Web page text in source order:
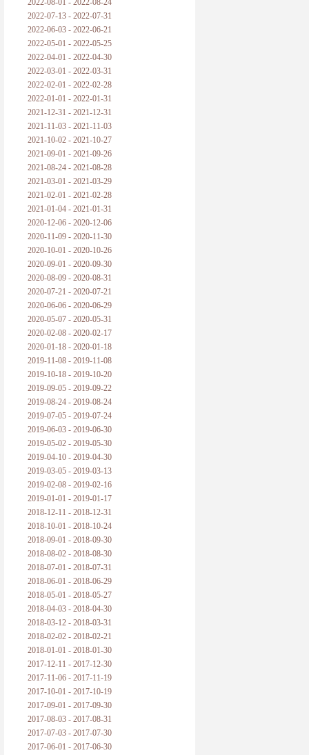
2022-08-01 - 2022-08-24
2022-07-13 - 2022-07-31
2022-06-03 - 2022-06-21
2022-05-01 - 2022-05-25
2022-04-01 - 2022-04-30
2022-03-01 - 2022-03-31
2022-02-01 - 2022-02-28
2022-01-01 - 2022-01-31
2021-12-31 - 2021-12-31
2021-11-03 - 2021-11-03
2021-10-02 - 2021-10-27
2021-09-01 - 2021-09-26
2021-08-24 - 2021-08-28
2021-03-01 - 2021-03-29
2021-02-01 - 2021-02-28
2021-01-04 - 2021-01-31
2020-12-06 - 2020-12-06
2020-11-09 - 2020-11-30
2020-10-01 - 2020-10-26
2020-09-01 - 2020-09-30
2020-08-09 - 2020-08-31
2020-07-21 - 2020-07-21
2020-06-06 - 2020-06-29
2020-05-07 - 2020-05-31
2020-02-08 - 2020-02-17
2020-01-18 - 2020-01-18
2019-11-08 - 2019-11-08
2019-10-18 - 2019-10-20
2019-09-05 - 2019-09-22
2019-08-24 - 2019-08-24
2019-07-05 - 2019-07-24
2019-06-03 - 2019-06-30
2019-05-02 - 2019-05-30
2019-04-10 - 2019-04-30
2019-03-05 - 2019-03-13
2019-02-08 - 2019-02-16
2019-01-01 - 2019-01-17
2018-12-11 - 2018-12-31
2018-10-01 - 2018-10-24
2018-09-01 - 2018-09-30
2018-08-02 - 2018-08-30
2018-07-01 - 2018-07-31
2018-06-01 - 2018-06-29
2018-05-01 - 2018-05-27
2018-04-03 - 2018-04-30
2018-03-12 - 2018-03-31
2018-02-02 - 2018-02-21
2018-01-01 - 2018-01-30
2017-12-11 - 2017-12-30
2017-11-06 - 2017-11-19
2017-10-01 - 2017-10-19
2017-09-01 - 2017-09-30
2017-08-03 - 2017-08-31
2017-07-03 - 2017-07-30
2017-06-01 - 2017-06-30